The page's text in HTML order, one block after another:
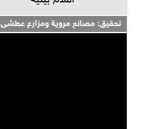
تحقيق: مصانع مروية ومزارع عطشى